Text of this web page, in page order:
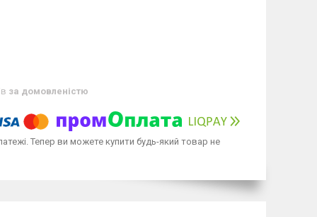
за домовленістю
Тепер ви можете купити будь-який товар не